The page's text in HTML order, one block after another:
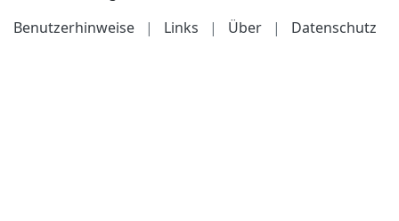
Benutzerhinweise
| Links | Über | Datenschutz